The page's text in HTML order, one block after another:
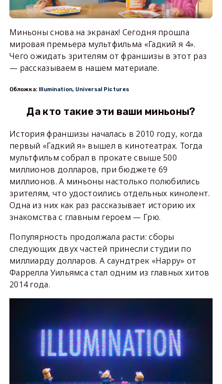
Миньоны снова на экранах! Сегодня прошла
мировая премьера мультфильма «Гадкий я 4».
Чего ожидать зрителям от франшизы в этот раз
— рассказываем в нашем материале.
Обложка: Illumination, Universal Pictures
Да кто такие эти ваши миньоны?
История франшизы началась в 2010 году, когда
первый «Гадкий я» вышел в кинотеатрах. Тогда
мультфильм собрал в прокате свыше 500
миллионов долларов, при бюджете 69
миллионов. А миньоны настолько полюбились
зрителям, что удостоились отдельных кинолент.
Одна из них как раз рассказывает историю их
знакомства с главным героем — Грю.
Популярность продолжала расти: сборы
следующих двух частей принесли студии по
миллиарду долларов. А саундтрек «Happy» от
Фаррелла Уильямса стал одним из главных хитов
2014 года.